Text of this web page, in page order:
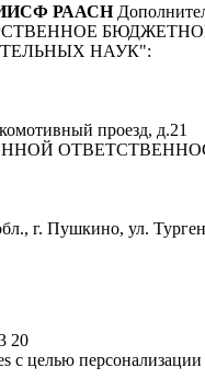
РААСН
НАУК":
проезд, д.21
г. Пушкино, ул.
20
с целью